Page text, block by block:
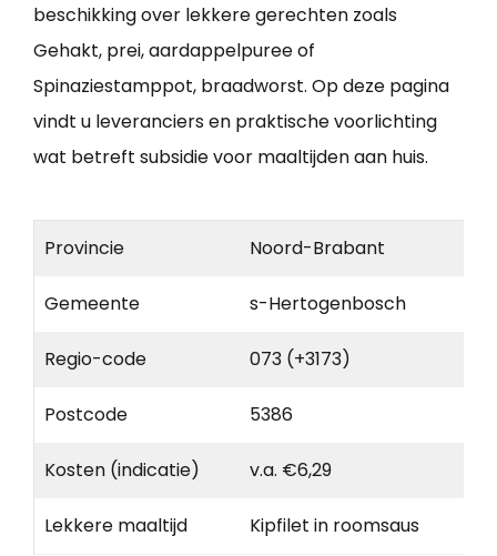
beschikking over lekkere gerechten zoals
Gehakt, prei, aardappelpuree of
Spinaziestamppot, braadworst. Op deze pagina
vindt u leveranciers en praktische voorlichting
wat betreft subsidie voor maaltijden aan huis.
Provincie Noord-Brabant
Gemeente s-Hertogenbosch
Regio-code 073 (+3173)
Postcode 5386
Kosten (indicatie) v.a. €6,29
Lekkere maaltijd Kipfilet in roomsaus